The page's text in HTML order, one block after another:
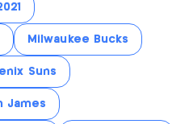
Milwaukee Bucks
Suns
James